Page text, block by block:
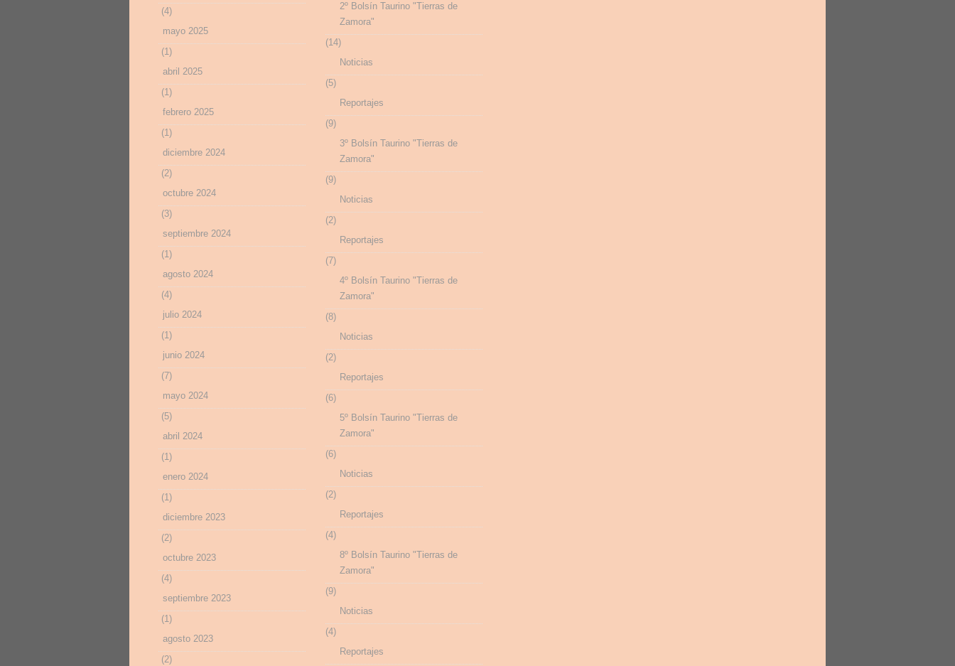
(4)
mayo 2025
(1)
abril 2025
(1)
febrero 2025
(1)
diciembre 2024
(2)
octubre 2024
(3)
septiembre 2024
(1)
agosto 2024
(4)
julio 2024
(1)
junio 2024
(7)
mayo 2024
(5)
abril 2024
(1)
enero 2024
(1)
diciembre 2023
(2)
octubre 2023
(4)
septiembre 2023
(1)
agosto 2023
(2)
2º Bolsín Taurino "Tierras de
Zamora"
(14)
Noticias
(5)
Reportajes
(9)
3º Bolsín Taurino "Tierras de
Zamora"
(9)
Noticias
(2)
Reportajes
(7)
4º Bolsín Taurino "Tierras de
Zamora"
(8)
Noticias
(2)
Reportajes
(6)
5º Bolsín Taurino "Tierras de
Zamora"
(6)
Noticias
(2)
Reportajes
(4)
8º Bolsín Taurino "Tierras de
Zamora"
(9)
Noticias
(4)
Reportajes